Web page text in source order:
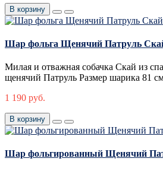
В корзину
Шар фольга Щенячий Патруль
Милая и отважная собачка Скай из
щенячий Патруль Размер шарика 81
1 190 руб.
В корзину
Шар фольгированный Щенячий